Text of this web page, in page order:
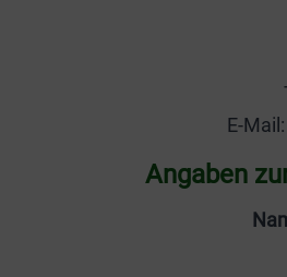
E-
Angaben